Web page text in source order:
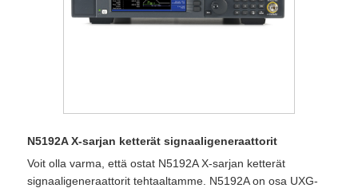
N5192A X-sarjan ketterät signaaligeneraattorit
Voit olla varma, että ostat N5192A X-sarjan ketterät
signaaligeneraattorit tehtaaltamme. N5192A on osa UXG-